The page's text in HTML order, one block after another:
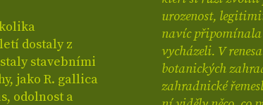
dostaly z
stavebními
jako R. gallica
odolnost a
urozenost,
navíc připomínala
vycházeli. V
botanických
zahradnické